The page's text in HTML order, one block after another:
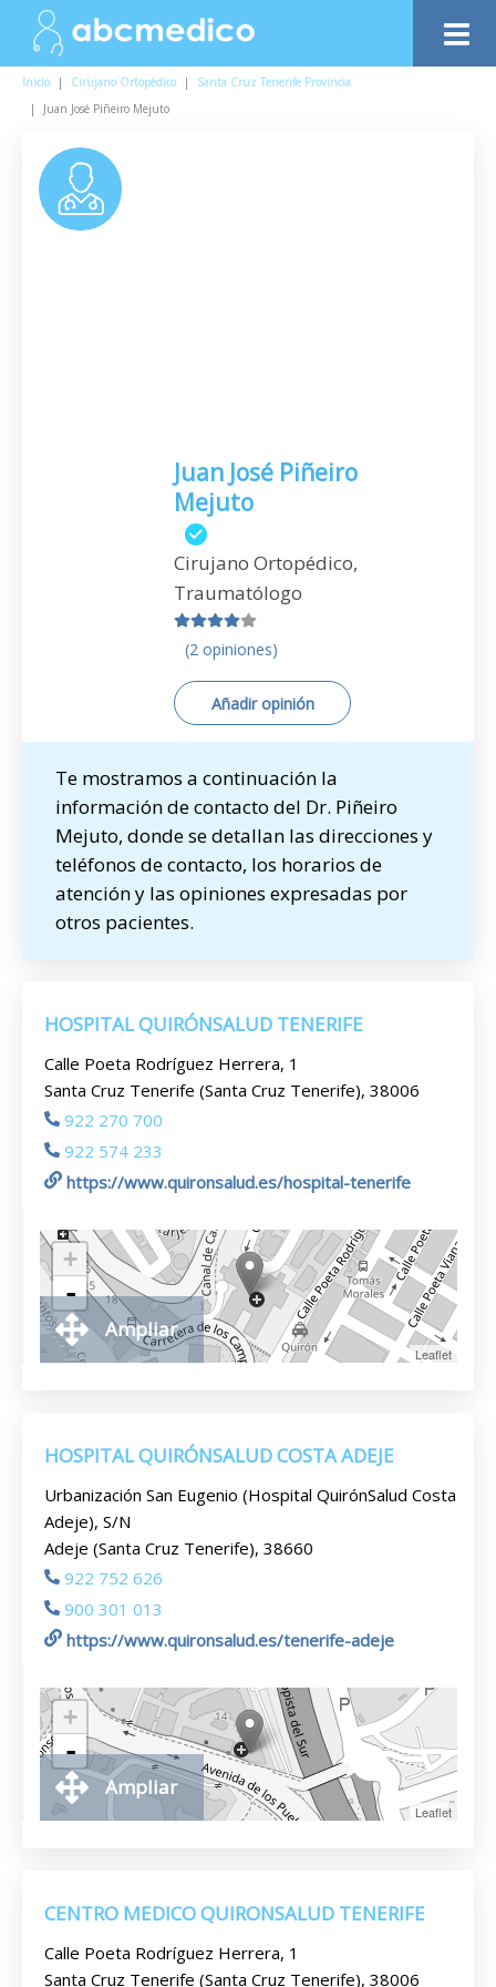
Inicio | Cirujano Ortopédico |
Santa Cruz Tenerife Provincia
|
Juan José Piñeiro Mejuto
Juan José Piñeiro
Mejuto
Cirujano Ortopédico,
Traumatólogo
(2 opiniones)
Añadir opinión
Te mostramos a continuación la
información de contacto del Dr. Piñeiro
Mejuto, donde se detallan las direcciones y
teléfonos de contacto, los horarios de
atención y las opiniones expresadas por
otros pacientes.
HOSPITAL QUIRÓNSALUD TENERIFE
Calle Poeta Rodríguez Herrera, 1
Santa Cruz Tenerife (Santa Cruz Tenerife), 38006
922 270 700
922 574 233
https://www.quironsalud.es/hospital-tenerife
+
-
Leaflet
Ampliar
HOSPITAL QUIRÓNSALUD COSTA ADEJE
Urbanización San Eugenio (Hospital QuirónSalud Costa
Adeje), S/N
Adeje (Santa Cruz Tenerife), 38660
922 752 626
900 301 013
https://www.quironsalud.es/tenerife-adeje
+
-
Leaflet
Ampliar
CENTRO MEDICO QUIRONSALUD TENERIFE
Calle Poeta Rodríguez Herrera, 1
Santa Cruz Tenerife (Santa Cruz Tenerife), 38006